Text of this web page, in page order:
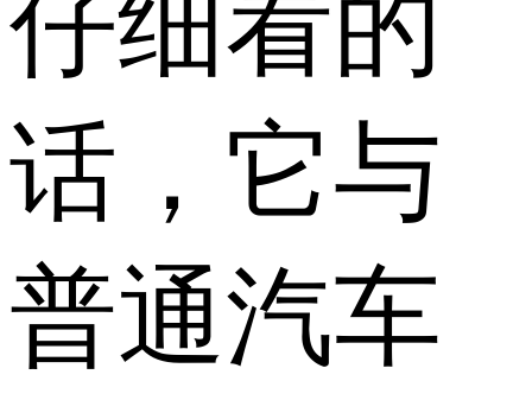
仔细看的
话，它与
普通汽车